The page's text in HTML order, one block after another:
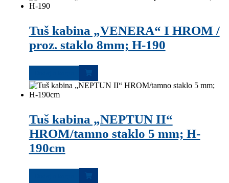
Tuš kabina „VENERA“ I HROM /
proz. staklo 8mm; H-190
Tuš kabina „NEPTUN II“
HROM/tamno staklo 5 mm; H-
190cm